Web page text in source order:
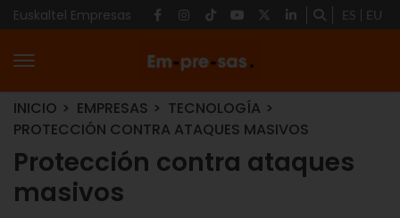
Euskaltel Empresas ES EU
INICIO EMPRESAS
TECNOLOGÍA
PROTECCIÓN CONTRA ATAQUES MASIVOS
Protección contra ataques
masivos